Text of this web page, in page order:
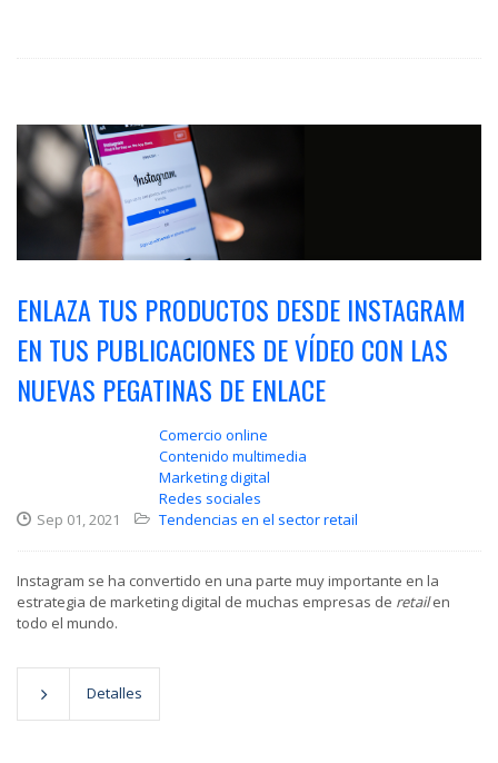
ENLAZA TUS PRODUCTOS DESDE INSTAGRAM
EN TUS PUBLICACIONES DE VÍDEO CON LAS
NUEVAS PEGATINAS DE ENLACE
Sep 01, 2021
Comercio online
Contenido multimedia
Marketing digital
Redes sociales
Tendencias en el sector retail
Instagram se ha convertido en una parte muy importante en la
estrategia de marketing digital de muchas empresas de retailen
todo el mundo.
Detalles